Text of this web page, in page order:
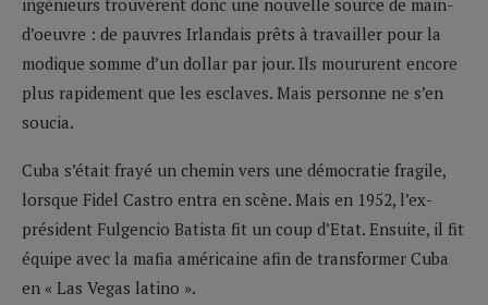
d’oeuvre : de pauvres Irlandais prêts à travailler pour la
modique somme d’un dollar par jour. Ils moururent encore
plus rapidement que les esclaves. Mais personne ne s’en
soucia.
Cuba s’était frayé un chemin vers une démocratie fragile,
lorsque Fidel Castro entra en scène. Mais en 1952, l’ex-
président Fulgencio Batista fit un coup d’Etat. Ensuite, il fit
équipe avec la mafia américaine afin de transformer Cuba
en « Las Vegas latino ».